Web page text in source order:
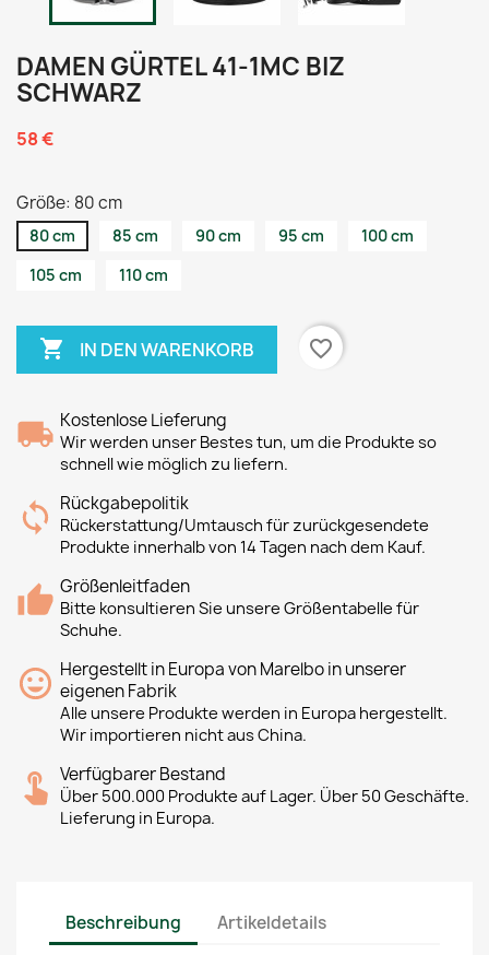
DAMEN GÜRTEL 41-1MC BIZ
SCHWARZ
58 €
Größe: 80 cm
80 cm 85 cm 90 cm 95 cm
100 cm
105 cm
110 cm
 IN DEN WARENKORB favorite_border
Kostenlose Lieferung
Wir werden unser Bestes tun, um die Produkte so
schnell wie möglich zu liefern.
Rückgabepolitik
Rückerstattung/Umtausch für zurückgesendete
Produkte innerhalb von 14 Tagen nach dem Kauf.
Größenleitfaden
Bitte konsultieren Sie unsere Größentabelle für
Schuhe.
Hergestellt in Europa von Marelbo in unserer
eigenen Fabrik
Alle unsere Produkte werden in Europa hergestellt.
Wir importieren nicht aus China.
Verfügbarer Bestand
Über 500.000 Produkte auf Lager. Über 50 Geschäfte.
Lieferung in Europa.
Beschreibung Artikeldetails